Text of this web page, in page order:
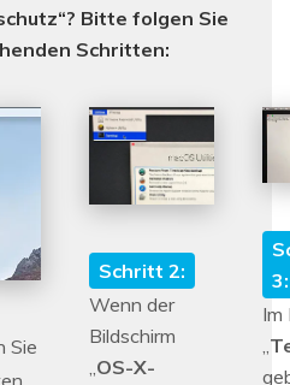
Bitte folgen Sie
Schritten:
Sie
Schritt 2:
Wenn der
Bildschirm
OS-X-
3:
Im
„